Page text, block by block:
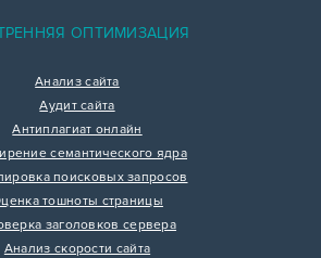
ОПТИМИЗАЦИЯ
Анализ сайта
Аудит сайта
Антиплагиат онлайн
семантического ядра
поисковых запросов
тошноты страницы
заголовков сервера
Анализ скорости сайта